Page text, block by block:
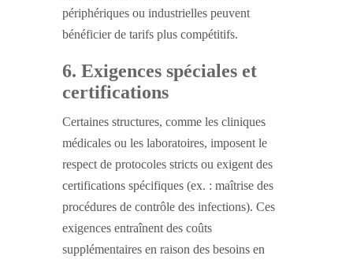
périphériques ou industrielles peuvent
bénéficier de tarifs plus compétitifs.
6. Exigences spéciales et
certifications
Certaines structures, comme les cliniques
médicales ou les laboratoires, imposent le
respect de protocoles stricts ou exigent des
certifications spécifiques (ex. : maîtrise des
procédures de contrôle des infections). Ces
exigences entraînent des coûts
supplémentaires en raison des besoins en